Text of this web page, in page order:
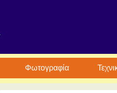
Φωτογραφία